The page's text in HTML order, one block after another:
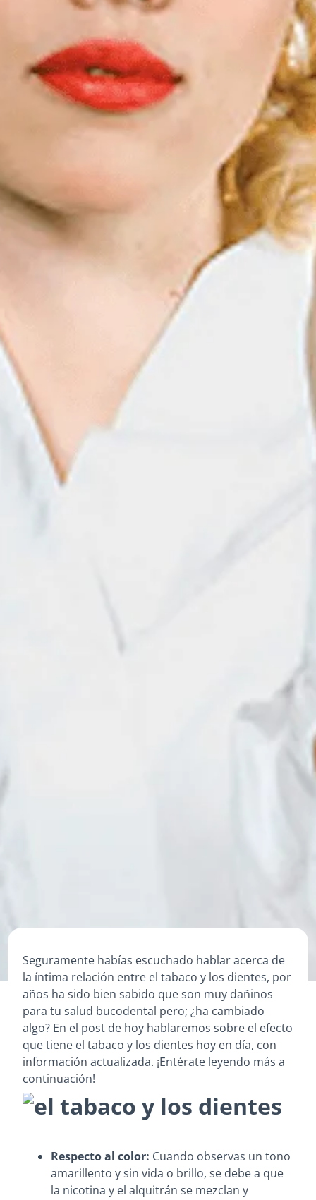
Seguramente habías escuchado hablar acerca de
la íntima relación entre el tabaco y los dientes, por
años ha sido bien sabido que son muy dañinos
para tu salud bucodental pero; ¿ha cambiado
algo? En el post de hoy hablaremos sobre el efecto
que tiene el tabaco y los dientes hoy en día, con
información actualizada. ¡Entérate leyendo más a
continuación!
Respecto al color: Cuando observas un tono
amarillento y sin vida o brillo, se debe a que
la nicotina y el alquitrán se mezclan y